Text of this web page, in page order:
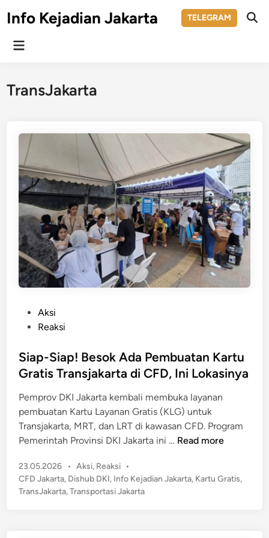
toInfo Kejadian Jakarta TELEGRAM
Main
TransJakarta
t
e
i
n
Aksi
Reaksi
Siap-Siap! Besok Ada Pembuatan Kartu
Gratis Transjakarta di CFD, Ini Lokasinya
Pemprov DKI Jakarta kembali membuka layanan
pembuatan Kartu Layanan Gratis (KLG) untuk
Transjakarta, MRT, dan LRT di kawasan CFD. Program
Pemerintah Provinsi DKI Jakarta ini … S
p
Read more
23.05.2026 • P
o
s
Aksi, Reaksi •
CFD Jakarta, Dishub DKI, Info Kejadian Jakarta, Kartu Gratis,
TransJakarta,Transportasi Jakarta